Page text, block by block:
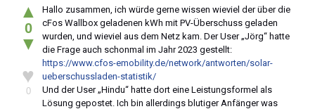
▲
0
▼
♥
0
Hallo zusammen, ich würde gerne wissen wieviel der über die
cFos Wallbox geladenen kWh mit PV-Überschuss geladen
wurden, und wieviel aus dem Netz kam. Der User „Jörg“ hatte
die Frage auch schonmal im Jahr 2023 gestellt:
https://www.cfos-emobility.de/network/antworten/solar-
ueberschussladen-statistik/
Und der User „Hindu“ hatte dort eine Leistungsformel als
Lösung gepostet. Ich bin allerdings blutiger Anfänger was